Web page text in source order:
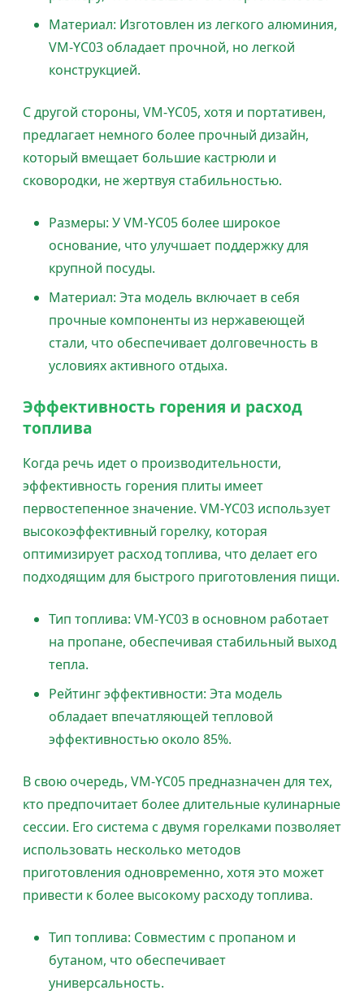
Материал: Изготовлен из легкого алюминия,
VM-YC03 обладает прочной, но легкой
конструкцией.
С другой стороны, VM-YC05, хотя и портативен,
предлагает немного более прочный дизайн,
который вмещает большие кастрюли и
сковородки, не жертвуя стабильностью.
Размеры: У VM-YC05 более широкое
основание, что улучшает поддержку для
крупной посуды.
Материал: Эта модель включает в себя
прочные компоненты из нержавеющей
стали, что обеспечивает долговечность в
условиях активного отдыха.
Эффективность горения и расход
топлива
Когда речь идет о производительности,
эффективность горения плиты имеет
первостепенное значение. VM-YC03 использует
высокоэффективный горелку, которая
оптимизирует расход топлива, что делает его
подходящим для быстрого приготовления пищи.
Тип топлива: VM-YC03 в основном работает
на пропане, обеспечивая стабильный выход
тепла.
Рейтинг эффективности: Эта модель
обладает впечатляющей тепловой
эффективностью около 85%.
В свою очередь, VM-YC05 предназначен для тех,
кто предпочитает более длительные кулинарные
сессии. Его система с двумя горелками позволяет
использовать несколько методов
приготовления одновременно, хотя это может
привести к более высокому расходу топлива.
Тип топлива: Совместим с пропаном и
бутаном, что обеспечивает
универсальность.